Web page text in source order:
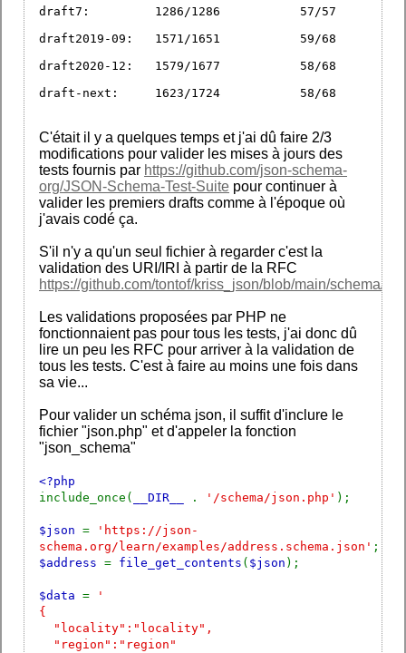
draft7: 	1286/1286	    57/57
draft2019-09: 	1571/1651	    59/68
draft2020-12: 	1579/1677	    58/68
draft-next: 	1623/1724	    58/68
C'était il y a quelques temps et j'ai dû faire 2/3
modifications pour valider les mises à jours des
tests fournis par https://github.com/json-schema-
org/JSON-Schema-Test-Suite pour continuer à
valider les premiers drafts comme à l'époque où
j'avais codé ça.
S'il n'y a qu'un seul fichier à regarder c'est la
validation des URI/IRI à partir de la RFC
https://github.com/tontof/kriss_json/blob/main/schema/
Les validations proposées par PHP ne
fonctionnaient pas pour tous les tests, j'ai donc dû
lire un peu les RFC pour arriver à la validation de
tous les tests. C'est à faire au moins une fois dans
sa vie...
Pour valider un schéma json, il suffit d'inclure le
fichier "json.php" et d'appeler la fonction
"json_schema"
<?php
include_once(
__DIR__ . '/schema/json.php' );
$json =
'https://json-
schema.org/learn/examples/address.schema.json' ;
$address = file_get_contents ( $json );
$data =
'
{
"locality":"locality",
"region":"region"